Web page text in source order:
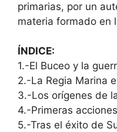
primarias, por un
materia formado en
ÍNDICE:
1.-El Buceo y la
2.-La Regia Marina
3.-Los orígenes de
4.-Primeras
5.-Tras el éxito de